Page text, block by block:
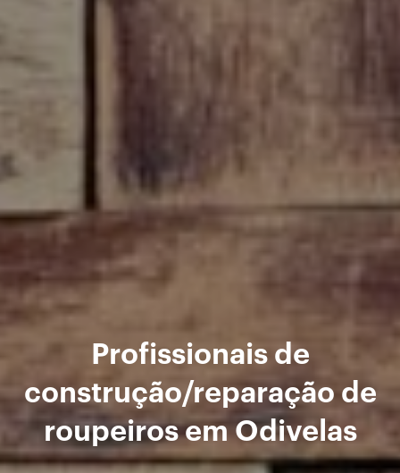
Profissionais de
construção/reparação de
roupeiros em Odivelas